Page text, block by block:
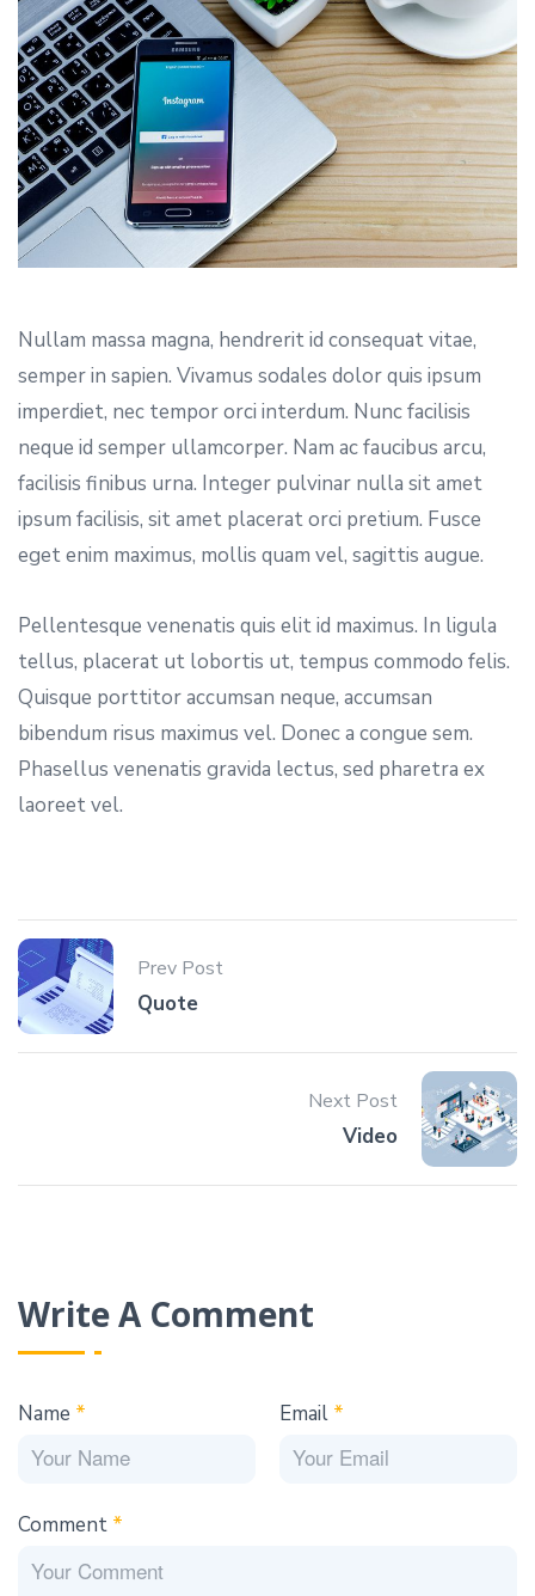
Nullam massa magna, hendrerit id consequat vitae,
semper in sapien. Vivamus sodales dolor quis ipsum
imperdiet, nec tempor orci interdum. Nunc facilisis
neque id semper ullamcorper. Nam ac faucibus arcu,
facilisis finibus urna. Integer pulvinar nulla sit amet
ipsum facilisis, sit amet placerat orci pretium. Fusce
eget enim maximus, mollis quam vel, sagittis augue.
Pellentesque venenatis quis elit id maximus. In ligula
tellus, placerat ut lobortis ut, tempus commodo felis.
Quisque porttitor accumsan neque, accumsan
bibendum risus maximus vel. Donec a congue sem.
Phasellus venenatis gravida lectus, sed pharetra ex
laoreet vel.
Prev Post
Quote
Next Post
Video
Write A Comment
Name * Email *
Comment *